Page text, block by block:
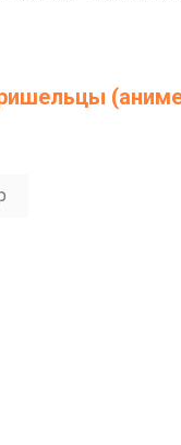
Шинобу Мияке
(аниме